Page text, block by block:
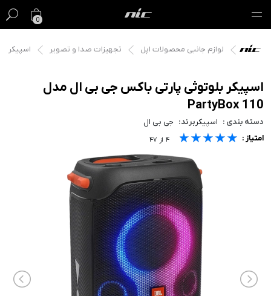
0
گیفت کارت
فروش ویژه
مک
آیفون
اپل واچ
لوازم جانبی
صدا و تصویر
لوازم جانبی محصولات اپل تجهیزات صدا و تصویر اسپیکر
اسپیکر بلوتوثی پارتی باکس جی بی ال مدل
PartyBox 110
دسته بندی : اسپیکربرند: جی بی ال
امتیاز : ★★★★★
★★★★★
★★★★★ ۴ از ۴۷